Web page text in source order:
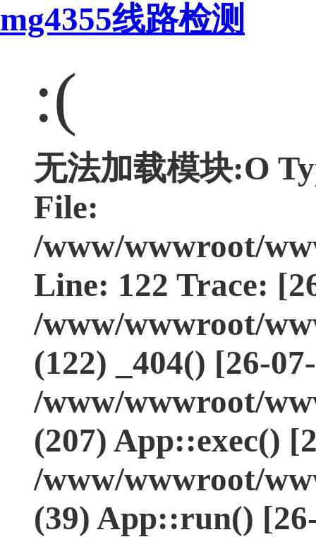
mg4355线路检测
:(
无法加载模块:O
File:
/www/wwwroot/
Line: 122 Trace:
/www/wwwroot/
(122) _404() [26-
/www/wwwroot/
(207) App::exec()
/www/wwwroot/
(39) App::run()